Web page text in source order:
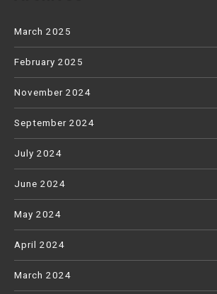
March 2025
February 2025
November 2024
September 2024
July 2024
June 2024
May 2024
April 2024
March 2024